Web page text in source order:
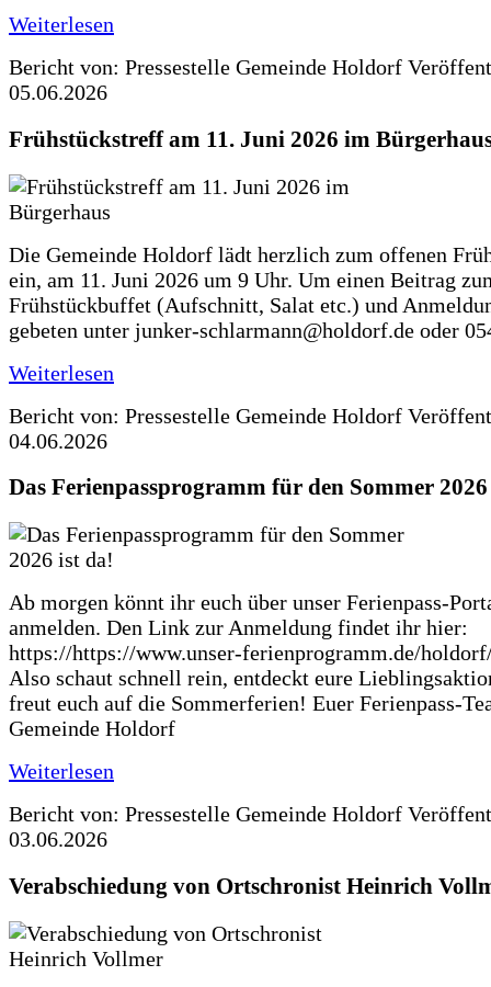
Weiterlesen
Bericht von: Pressestelle Gemeinde Holdorf
05.06.2026
Frühstückstreff am 11. Juni 2026 im
Die Gemeinde Holdorf lädt herzlich zum offenen
ein, am 11. Juni 2026 um 9 Uhr. Um einen Beitrag
Frühstückbuffet (Aufschnitt, Salat etc.) und
gebeten unter junker-schlarmann@holdorf.de oder
Weiterlesen
Bericht von: Pressestelle Gemeinde Holdorf
04.06.2026
Das Ferienpassprogramm für den Sommer
Ab morgen könnt ihr euch über unser Ferienpass-
anmelden. Den Link zur Anmeldung findet ihr hier:
https://https://www.unser-ferienprogramm.de/
Also schaut schnell rein, entdeckt eure
freut euch auf die Sommerferien! Euer Ferienpass-
Gemeinde Holdorf
Weiterlesen
Bericht von: Pressestelle Gemeinde Holdorf
03.06.2026
Verabschiedung von Ortschronist Heinrich